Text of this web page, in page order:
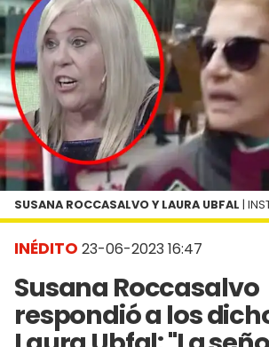
INÉDITO 23-06-2023 16:47
Susana Roccasalvo
respondió a los
SUSANA ROCCASALVO Y LAURA UBFAL |